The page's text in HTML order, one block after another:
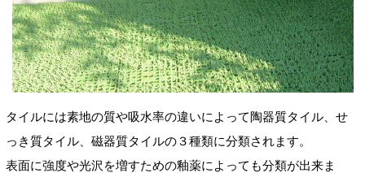
タイルには素地の質や吸水率の違いによって陶器質タイル、せ
っき質タイル、磁器質タイルの３種類に分類されます。
表面に強度や光沢を増すための釉薬によっても分類が出来ま